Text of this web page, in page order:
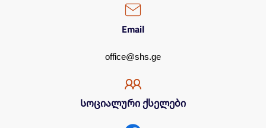
Email
office@shs.ge
Სოციალური ქსელები